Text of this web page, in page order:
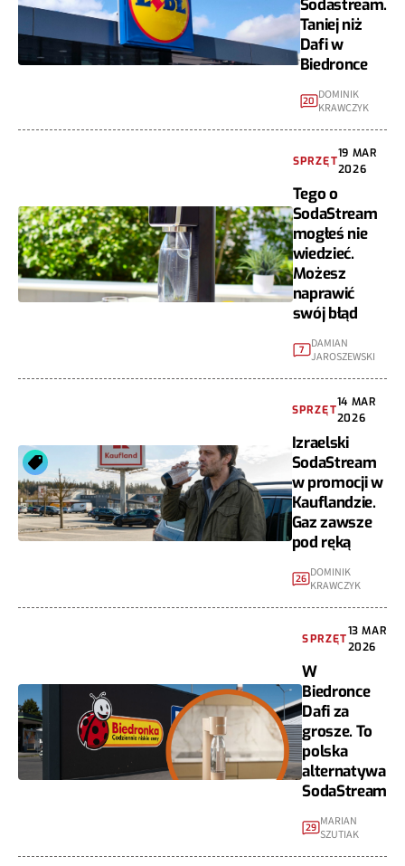
Sodastream.
Taniej niż
Dafi w
Biedronce
20 DOMINIK
KRAWCZYK
SPRZĘT
19 MAR
2026
Tego o
SodaStream
mogłeś nie
wiedzieć.
Możesz
naprawić
swój błąd
7 DAMIAN
JAROSZEWSKI
SPRZĘT
14 MAR
2026
Izraelski
SodaStream
w promocji w
Kauflandzie.
Gaz zawsze
pod ręką
26 DOMINIK
KRAWCZYK
SPRZĘT
13 MAR
2026
W
Biedronce
Dafi za
grosze. To
polska
alternatywa
SodaStream
29 MARIAN
SZUTIAK